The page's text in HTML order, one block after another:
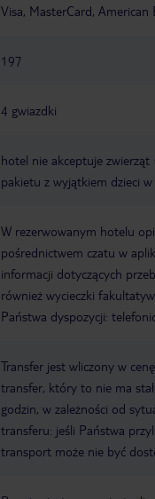
Visa, MasterCard, American
197
4 gwiazdki
hotel nie akceptuje zwierząt
pakietu z wyjątkiem dzieci
W rezerwowanym hotelu
pośrednictwem czatu w
informacji dotyczących
również wycieczki
Państwa dyspozycji:
Transfer jest wliczony w cenę.
transfer, który to nie ma
godzin, w zależności od
transferu: jeśli Państwa
transport może nie być